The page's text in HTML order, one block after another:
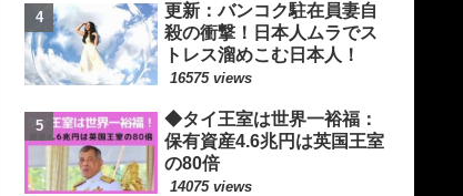
更新：バンコク駐在員妻自
殺の衝撃！日本人ムラでス
トレス溜めこむ日本人！
16575 views
◆タイ王室は世界一裕福：
保有資産4.6兆円は英国王室
の80倍
14075 views